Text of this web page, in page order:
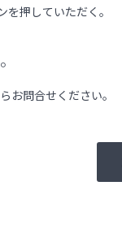
押していただく。
お問合せください。